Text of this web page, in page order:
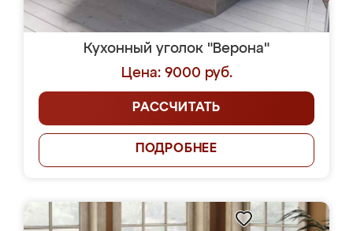
Кухонный уголок "Верона"
Цена: 9000 руб.
РАССЧИТАТЬ
ПОДРОБНЕЕ